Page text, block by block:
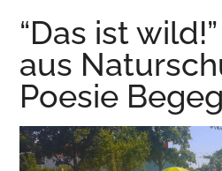
in
Wurzen
“Das ist
aus
Poesie